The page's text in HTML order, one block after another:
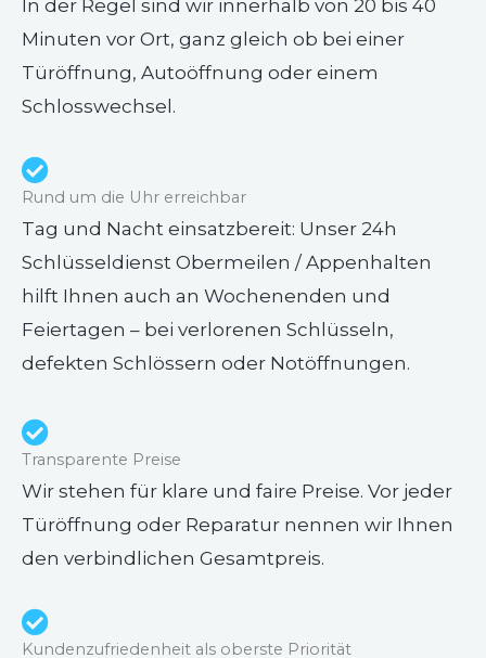
In der Regel sind wir innerhalb von 20 bis 40
Minuten vor Ort, ganz gleich ob bei einer
Türöffnung, Autoöffnung oder einem
Schlosswechsel.
Rund um die Uhr erreichbar
Tag und Nacht einsatzbereit: Unser 24h
Schlüsseldienst Obermeilen / Appenhalten
hilft Ihnen auch an Wochenenden und
Feiertagen – bei verlorenen Schlüsseln,
defekten Schlössern oder Notöffnungen.
Transparente Preise
Wir stehen für klare und faire Preise. Vor jeder
Türöffnung oder Reparatur nennen wir Ihnen
den verbindlichen Gesamtpreis.
Kundenzufriedenheit als oberste Priorität